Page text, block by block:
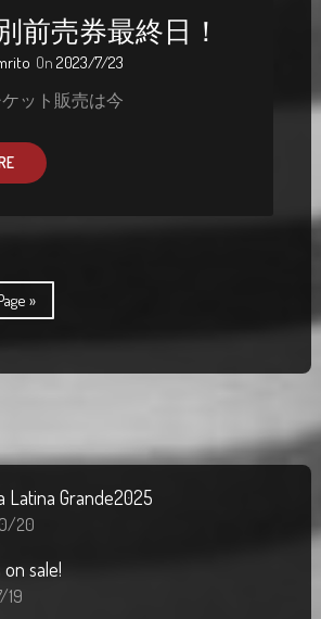
前売券最終日！
On 2023/7/23
ット販売は今
»
Latina Grande2025
20
sale!
19